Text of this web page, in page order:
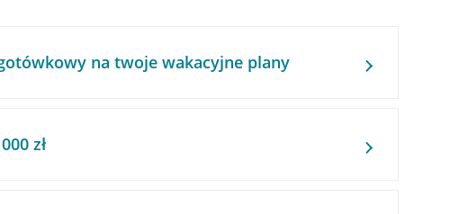
na twoje wakacyjne plany
zł